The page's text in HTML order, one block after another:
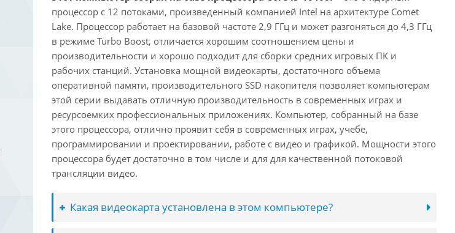
процессор с 12 потоками, произведенный компанией Intel на архитектуре Comet
Lake. Процессор работает на базовой частоте 2,9 ГГц и может разгоняться до 4,3 ГГц
в режиме Turbo Boost, отличается хорошим соотношением цены и
производительности и хорошо подходит для сборки средних игровых ПК и
рабочих станций. Установка мощной видеокарты, достаточного объема
оперативной памяти, производительного SSD накопителя позволяет компьютерам
этой серии выдавать отличную производительность в современных играх и
ресурсоемких профессиональных приложениях. Компьютер, собранный на базе
этого процессора, отлично проявит себя в современных играх, учебе,
программировании и проектировании, работе с видео и графикой. Мощности этого
процессора будет достаточно в том числе и для для качественной потоковой
трансляции видео.
Какая видеокарта установлена в этом компьютере?